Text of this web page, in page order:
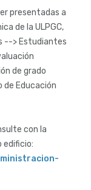
presentadas a
de la ULPGC,
--> Estudiantes
de grado
de Educación
con la
edificio: